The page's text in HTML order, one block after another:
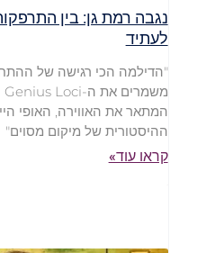
נגבה רמת גן: בין
לעתיד
"הדילמה הכי רגישה של
המתאר את האווירה, האופי
ההיסטורית של מיקום מסוים"
קראו עוד»